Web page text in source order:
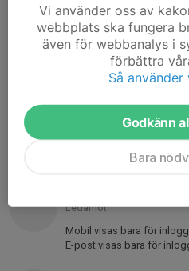
Anna Kihlström
Kassör
Mobil visas bara för
E-post visas bara för
Ledamot
ingela@rydesater.se
Ledamot
Mobil visas bara för
E-post visas bara för
Vi använder oss av
webbplats ska fungera
även för webbanalys i
förbättra
Så
Godkänn
Bara